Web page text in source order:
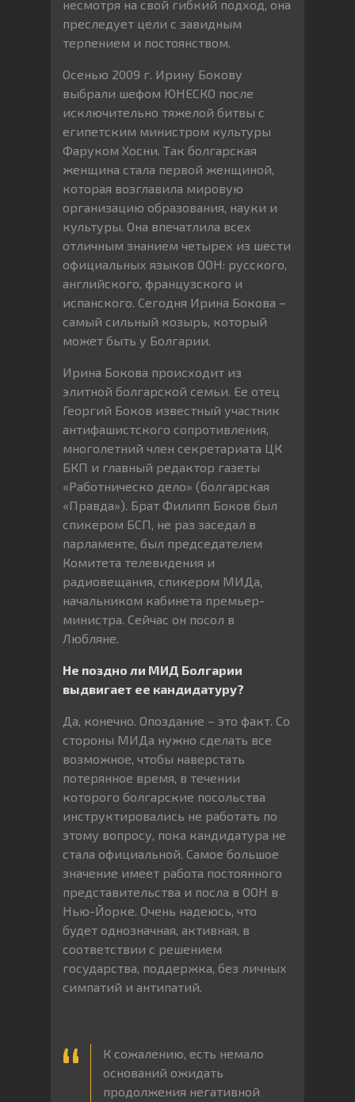
несмотря на свой гибкий подход, она
преследует цели с завидным
терпением и постоянством.
Осенью 2009 г. Ирину Бокову
выбрали шефом ЮНЕСКО после
исключительно тяжелой битвы с
египетским министром культуры
Фаруком Хосни. Так болгарская
женщина стала первой женщиной,
которая возглавила мировую
организацию образования, науки и
культуры. Она впечатлила всех
отличным знанием четырех из шести
официальных языков ООН: русского,
английского, французского и
испанского. Сегодня Ирина Бокова –
самый сильный козырь, который
может быть у Болгарии.
Ирина Бокова происходит из
элитной болгарской семьи. Ее отец
Георгий Боков известный участник
антифашистского сопротивления,
многолетний член секретариата ЦК
БКП и главный редактор газеты
«Работническо дело» (болгарская
«Правда»). Брат Филипп Боков был
спикером БСП, не раз заседал в
парламенте, был председателем
Комитета телевидения и
радиовещания, спикером МИДа,
начальником кабинета премьер-
министра. Сейчас он посол в
Любляне.
Не поздно ли МИД Болгарии
выдвигает ее кандидатуру?
Да, конечно. Опоздание – это факт. Со
стороны МИДа нужно сделать все
возможное, чтобы наверстать
потерянное время, в течении
которого болгарские посольства
инструктировались не работать по
этому вопросу, пока кандидатура не
стала официальной. Самое большое
значение имеет работа постоянного
представительства и посла в ООН в
Нью-Йорке. Очень надеюсь, что
будет однозначная, активная, в
соответствии с решением
государства, поддержка, без личных
симпатий и антипатий.
К сожалению, есть немало
оснований ожидать
продолжения негативной